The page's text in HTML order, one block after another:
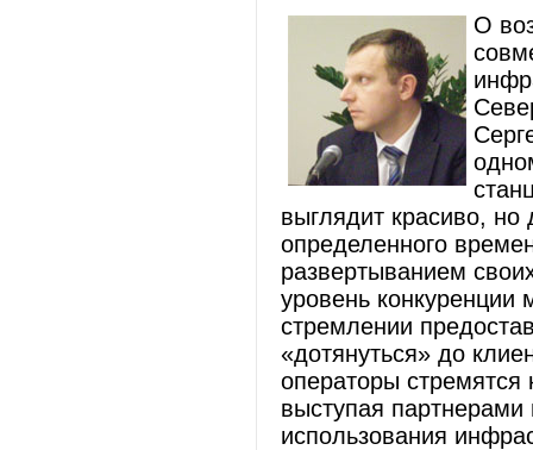
О
выглядит красиво, но
определенного
развертыванием
уровень конкуренции
стремлении
«дотянуться» до
операторы стремятся
выступая партнерами
использования